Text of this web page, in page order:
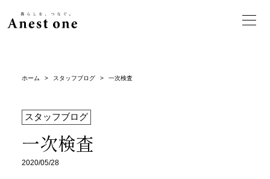
ホーム > スタッフブログ > 一次検査
スタッフブログ
一次検査
2020/05/28